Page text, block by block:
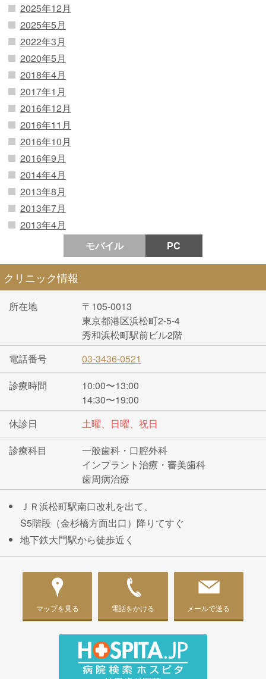
2025年12月
2025年5月
2022年3月
2020年5月
2018年4月
2017年1月
2016年12月
2016年11月
2016年10月
2016年9月
2014年4月
2013年8月
2013年7月
2013年4月
モバイル
PC
クリニック情報
所在地
〒105-0013
東京都港区浜松町2-5-4
秀和浜松町駅前ビル2階
電話番号
03-3436-0521
診療時間
10:00〜13:00
14:30〜19:00
休診日
土曜、日曜、祝日
診療科目
一般歯科・口腔外科
インプラント治療・審美歯科
歯周病治療
ＪＲ浜松町駅南口改札を出て、
S5階段（金杉橋方面出口）降りてすぐ
地下鉄大門駅から徒歩近く
マップを見る 電話をかける メールで送る